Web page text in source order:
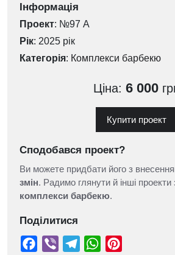
Інформація
Проект: №97 А
Рік: 2025 рік
Категорія: Комплекси барбекю
Ціна: 6 000
Купити проект
Сподобався проект?
Ви можете придбати його з
змін. Радимо глянути й інші проекти
комплекси барбекю.
Поділитися